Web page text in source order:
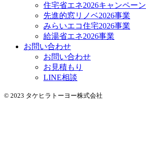
住宅省エネ2026キャンペーン
先進的窓リノベ2026事業
みらいエコ住宅2026事業
給湯省エネ2026事業
お問い合わせ
お問い合わせ
お見積もり
LINE相談
© 2023 タケヒラトーヨー株式会社